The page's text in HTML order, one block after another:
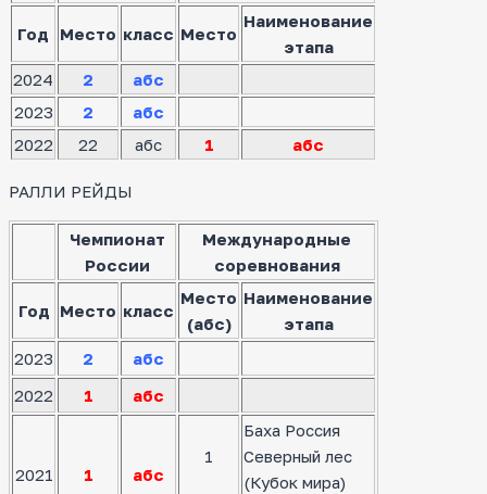
Год Место класс Место
Наименование
этапа
2024
2
абс
2023
2
абс
2022
22 абс 1 абс
РАЛЛИ РЕЙДЫ
Чемпионат
России
Международные
соревнования
Год Место класс
Место
(абс)
Наименование
этапа
2023
2
абс
2022
1 абс
2021 1 абс
1
Баха Россия
Северный лес
(Кубок мира)